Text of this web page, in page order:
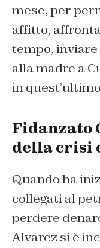
mese, per
affitto,
tempo,
alla madre a
in
Fidanzato
della crisi
Quando ha
collegati al
perdere
Alvarez si è